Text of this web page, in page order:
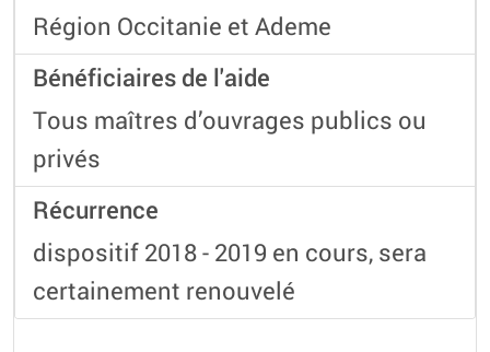
Région Occitanie et Ademe
Bénéficiaires de l'aide
Tous maîtres d’ouvrages publics ou
privés
Récurrence
dispositif 2018 - 2019 en cours, sera
certainement renouvelé